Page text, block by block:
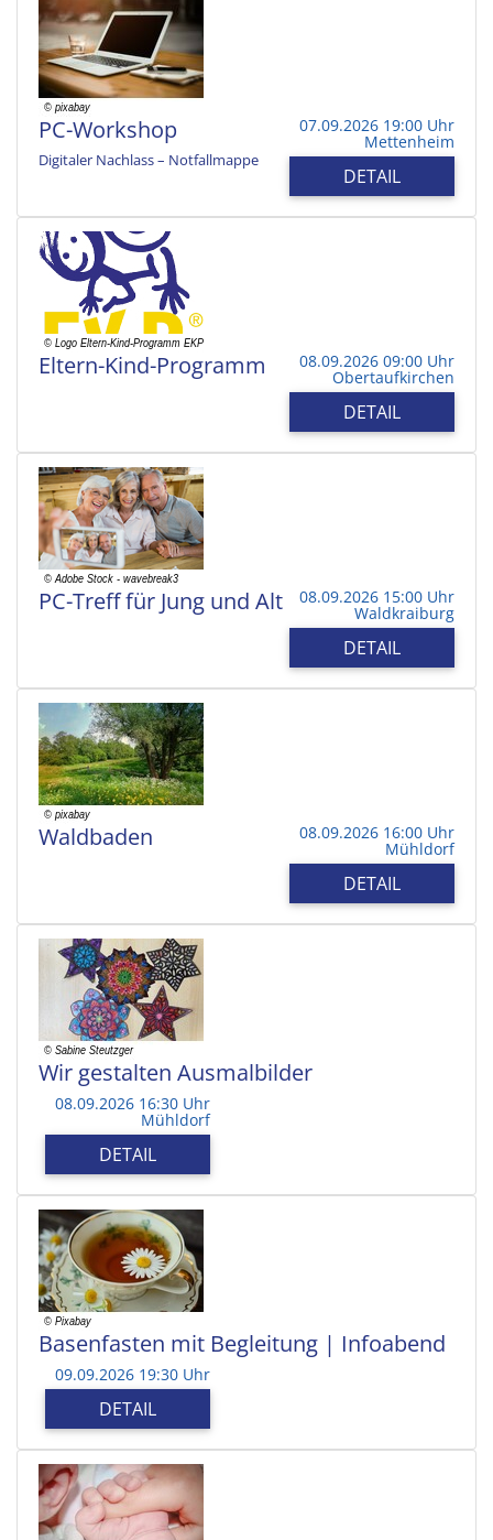
PC-Workshop
Digitaler Nachlass – Notfallmappe
07.09.2026 19:00 Uhr
Mettenheim
DETAIL
Eltern-Kind-Programm 08.09.2026 09:00 Uhr
Obertaufkirchen
DETAIL
PC-Treff für Jung und Alt 08.09.2026 15:00 Uhr
Waldkraiburg
DETAIL
Waldbaden 08.09.2026 16:00 Uhr
Mühldorf
DETAIL
Wir gestalten Ausmalbilder
08.09.2026 16:30 Uhr
Mühldorf
DETAIL
Basenfasten mit Begleitung | Infoabend
09.09.2026 19:30 Uhr
DETAIL